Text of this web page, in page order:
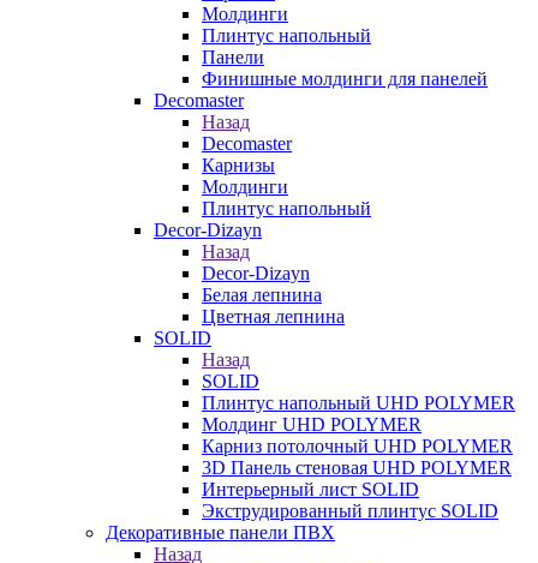
Молдинги
Плинтус напольный
Панели
Финишные молдинги для панелей
Decomaster
Назад
Decomaster
Карнизы
Молдинги
Плинтус напольный
Decor-Dizayn
Назад
Decor-Dizayn
Белая лепнина
Цветная лепнина
SOLID
Назад
SOLID
Плинтус напольный UHD POLYMER
Молдинг UHD POLYMER
Карниз потолочный UHD POLYMER
3D Панель стеновая UHD POLYMER
Интерьерный лист SOLID
Экструдированный плинтус SOLID
Декоративные панели ПВХ
Назад